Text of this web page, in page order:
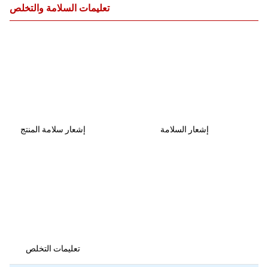
تعليمات السلامة والتخلص
إشعار سلامة المنتج إشعار السلامة
تعليمات التخلص